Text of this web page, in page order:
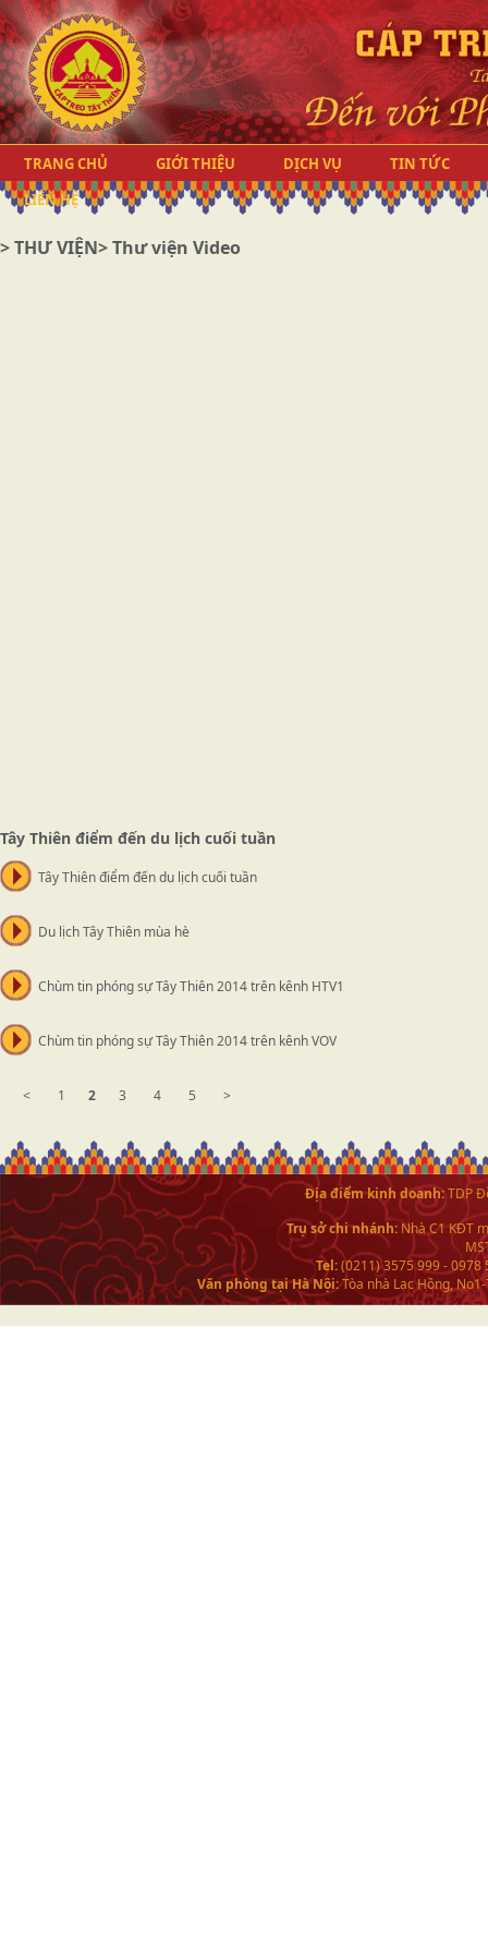
TRANG CHỦ GIỚI THIỆU DỊCH VỤ
TIN TỨC
LIÊN HỆ
>THƯ VIỆN> Thư viện Video
Tây Thiên điểm đến du lịch cuối tuần
Tây Thiên điểm đến du lịch cuối tuần
Du lịch Tây Thiên mùa hè
Chùm tin phóng sự Tây Thiên 2014 trên kênh HTV1
Chùm tin phóng sự Tây Thiên 2014 trên kênh VOV
< 1 2 3 4 5 >
Địa điểm kinh doanh:TDP
Trụ sở chi nhánh:Nhà C1 KĐT
Tel:(0211) 3575 999 -
Văn phòng tại Hà Nội:Tòa nhà Lạc Hồng,